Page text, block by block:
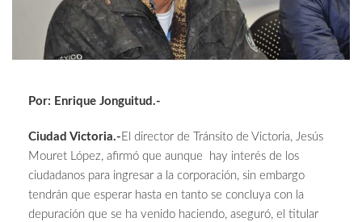
Por: Enrique Jonguitud.-
Ciudad Victoria.- El director de Tránsito de Victoria, Jesús
Mouret López, afirmó que aunque hay interés de los
ciudadanos para ingresar a la corporación, sin embargo
tendrán que esperar hasta en tanto se concluya con la
depuración que se ha venido haciendo, aseguró, el titular